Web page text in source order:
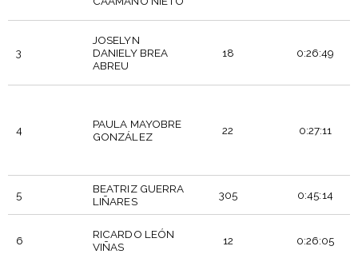
3
JOSELYN
DANIELY BREA
ABREU
18 0:26:49
4
PAULA MAYOBRE
GONZÁLEZ
22 0:27:11
5
BEATRIZ GUERRA
LIÑARES
305 0:45:14
6
RICARDO LEÓN
VIÑAS
12 0:26:05